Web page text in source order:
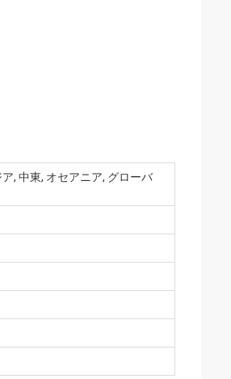
, 中東, オセアニア, グローバ